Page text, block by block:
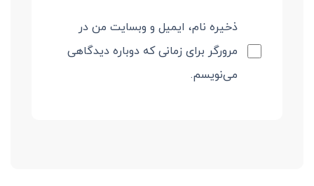
ذخیره نام، ایمیل و وبسایت من در
مرورگر برای زمانی که دوباره دیدگاهی
می‌نویسم.